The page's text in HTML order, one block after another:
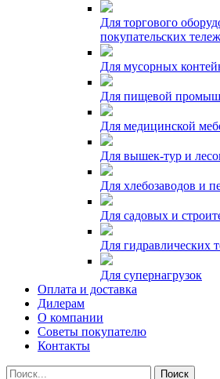
Для торгового
покупательских
Для мусорных
Для пищевой
Для медицинской
Для вышек-тур и
Для хлебозаводов и
Для садовых и
Для гидравлических
Для супернагрузок
Оплата и доставка
Дилерам
О компании
Советы покупателю
Контакты